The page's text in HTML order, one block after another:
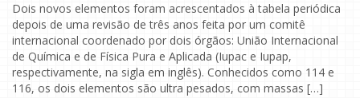
Dois novos elementos foram acrescentados à tabela periódica
depois de uma revisão de três anos feita por um comitê
internacional coordenado por dois órgãos: União Internacional
de Química e de Física Pura e Aplicada (Iupac e Iupap,
respectivamente, na sigla em inglês). Conhecidos como 114 e
116, os dois elementos são ultra pesados, com massas […]